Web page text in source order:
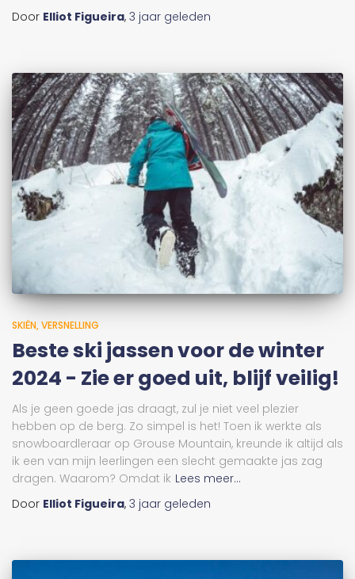
Door Elliot Figueira, 3 jaar geleden
SKIËN VERSNELLING
Beste ski jassen voor de winter
2024 - Zie er goed uit, blijf veilig!
Als je geen goede jas draagt, zul je niet veel plezier
hebben op de berg. Zo simpel is het! Toen ik werkte als
snowboardleraar op Grouse Mountain, kreunde ik altijd als
ik een van mijn leerlingen een slecht gemaakte jas zag
dragen. Waarom? Omdat ik Lees meer...
Door Elliot Figueira, 3 jaar geleden